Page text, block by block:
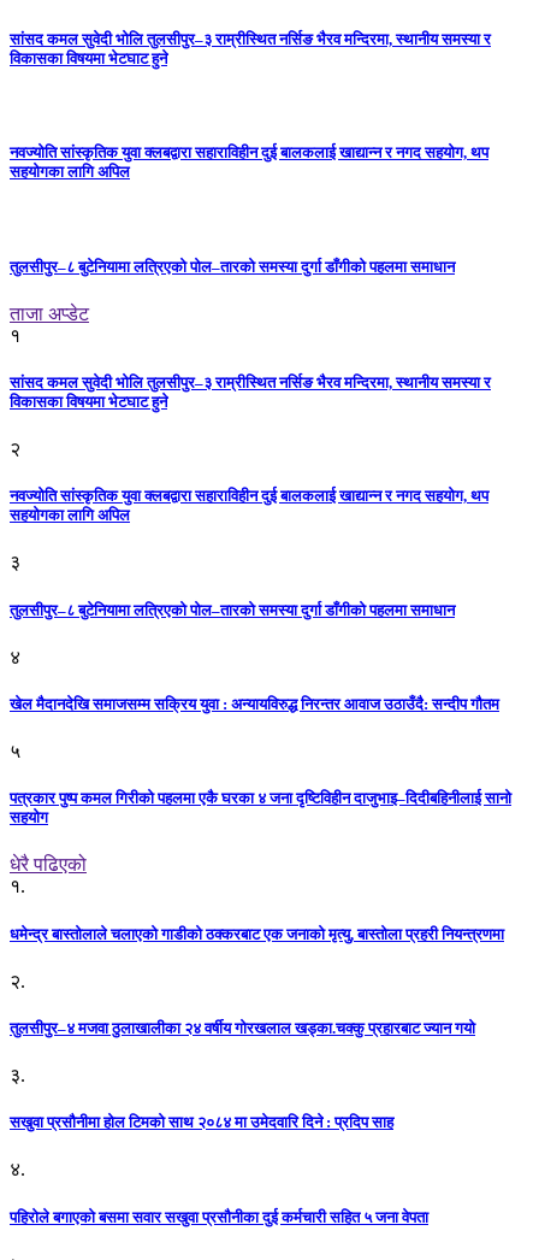
सांसद कमल सुवेदी भोलि तुलसीपुर–३ राम्रीस्थित नर्सिङ भैरव मन्दिरमा, स्थानीय समस्या र
विकासका विषयमा भेटघाट हुने
नवज्योति सांस्कृतिक युवा क्लबद्वारा सहाराविहीन दुई बालकलाई खाद्यान्न र नगद सहयोग, थप
सहयोगका लागि अपिल
तुलसीपुर–८ बुटेनियामा लत्रिएको पोल–तारको समस्या दुर्गा डाँगीको पहलमा समाधान
ताजा अप्डेट
१
सांसद कमल सुवेदी भोलि तुलसीपुर–३ राम्रीस्थित नर्सिङ भैरव मन्दिरमा, स्थानीय समस्या र
विकासका विषयमा भेटघाट हुने
२
नवज्योति सांस्कृतिक युवा क्लबद्वारा सहाराविहीन दुई बालकलाई खाद्यान्न र नगद सहयोग, थप
सहयोगका लागि अपिल
३
तुलसीपुर–८ बुटेनियामा लत्रिएको पोल–तारको समस्या दुर्गा डाँगीको पहलमा समाधान
४
खेल मैदानदेखि समाजसम्म सक्रिय युवा : अन्यायविरुद्ध निरन्तर आवाज उठाउँदै: सन्दीप गौतम
५
पत्रकार पुष्प कमल गिरीको पहलमा एकै घरका ४ जना दृष्टिविहीन दाजुभाइ–दिदीबहिनीलाई सानो
सहयोग
धेरै पढिएको
१.
धमेन्द्र बास्तोलाले चलाएको गाडीको ठक्करबाट एक जनाको मृत्यु, बास्तोला प्रहरी नियन्त्रणमा
२.
तुलसीपुर–४ मजवा ठुलाखालीका २४ वर्षीय गोरखलाल खड्का.चक्कु प्रहारबाट ज्यान गयो
३.
सखुवा प्रसौनीमा होल टिमको साथ २०८४ मा उमेदवारि दिने : प्रदिप साह
४.
पहिराेले बगाएकाे बसमा सवार सखुवा प्रसाैनीका दुई कर्मचारी सहित ५ जना वेपता